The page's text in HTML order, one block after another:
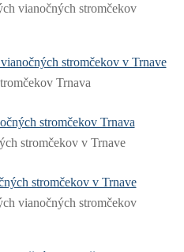
vianočných stromčekov
Trnava
stromčekov v Trnave
vianočných stromčekov